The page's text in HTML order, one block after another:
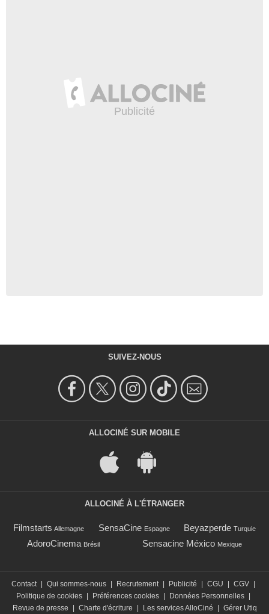
SUIVEZ-NOUS
ALLOCINÉ SUR MOBILE
ALLOCINÉ À L'ÉTRANGER
Filmstarts Allemagne SensaCine Espagne Beyazperde Turquie
AdoroCinema Brésil Sensacine México Mexique
Contact Qui sommes-nous Recrutement Publicité CGU CGV
Politique de cookies
Préférences cookies Données Personnelles
Revue de presse
Charte d'écriture Les services AlloCiné Gérer Utiq